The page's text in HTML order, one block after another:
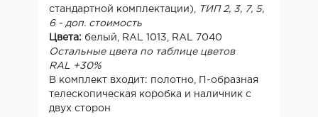
стандартной комплектации),
ТИП 2, 3, 7, 5,
6 - доп. стоимость
Цвета: белый, RAL 1013, RAL 7040
Остальные цвета по таблице цветов
RAL +30%
В комплект входит: полотно, П-образная
телескопическая коробка и наличник с
двух сторон